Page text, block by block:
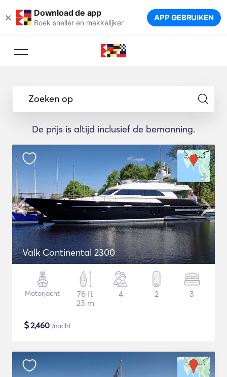
× Download de app
Boek sneller en makkelijker APP GEBRUIKEN
Zoeken op
De prijs is altijd inclusief de bemanning.
Valk Continental 2300
Motorjacht
76 ft
23 m
4 2 3
$2,460 /nacht